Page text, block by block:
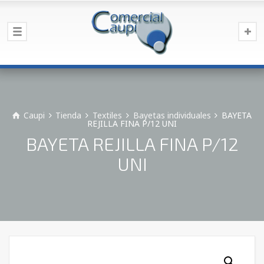
Caupi Tienda Textiles Bayetas individuales BAYETA
REJILLA FINA P/12 UNI
BAYETA REJILLA FINA P/12
UNI